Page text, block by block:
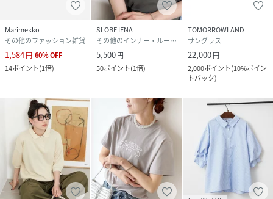
Marimekko
その他のファッション雑貨
1,584円 60%OFF
14ポイント(1倍)
SLOBE IENA
その他のインナー・ルームウェア
5,500円
50ポイント(1倍)
TOMORROWLAND
サングラス
22,000円
2,000ポイント(10%ポイン
トバック)